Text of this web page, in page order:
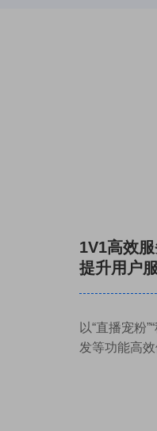
1V1高效
提升用户
以“直播宠粉
发等功能高